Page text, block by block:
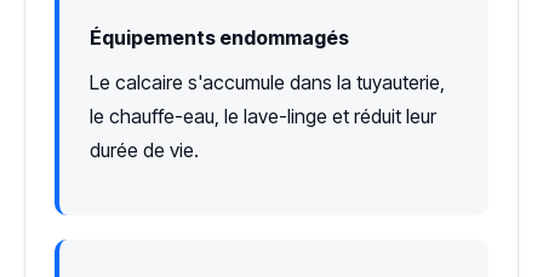
Équipements endommagés
Le calcaire s'accumule dans la tuyauterie,
le chauffe-eau, le lave-linge et réduit leur
durée de vie.